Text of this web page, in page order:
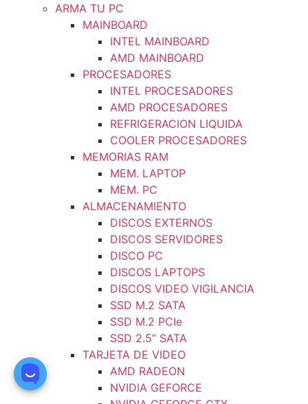
ARMA TU PC
MAINBOARD
INTEL MAINBOARD
AMD MAINBOARD
PROCESADORES
INTEL PROCESADORES
AMD PROCESADORES
REFRIGERACION LIQUIDA
COOLER PROCESADORES
MEMORIAS RAM
MEM. LAPTOP
MEM. PC
ALMACENAMIENTO
DISCOS EXTERNOS
DISCOS SERVIDORES
DISCO PC
DISCOS LAPTOPS
DISCOS VIDEO VIGILANCIA
SSD M.2 SATA
SSD M.2 PCIe
SSD 2.5” SATA
TARJETA DE VIDEO
AMD RADEON
NVIDIA GEFORCE